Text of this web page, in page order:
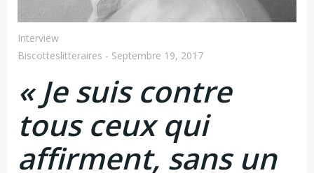
Interview
Biscotteslitteraires - Septembre 19, 2017
« Je suis contre
tous ceux qui
affirment, sans un